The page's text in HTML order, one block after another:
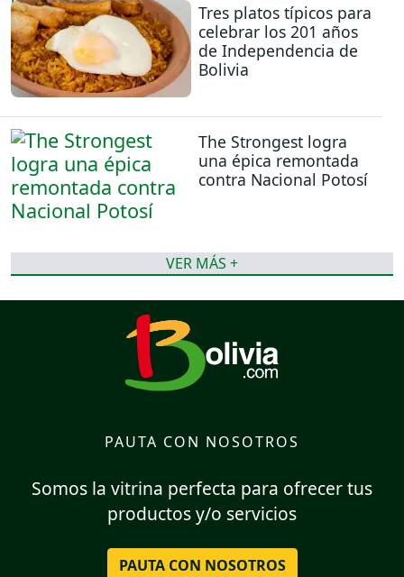
Tres platos típicos para
celebrar los 201 años
de Independencia de
Bolivia
The Strongest logra
una épica remontada
contra Nacional Potosí
VER MÁS +
PAUTA CON NOSOTROS
Somos la vitrina perfecta para ofrecer tus
productos y/o servicios
PAUTA CON NOSOTROS